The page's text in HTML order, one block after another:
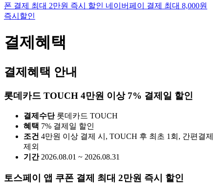
폰 결제 최대 2만원 즉시 할인 네이버페이 결제 최대 8,000원
즉시할인
결제혜택
결제혜택 안내
롯데카드 TOUCH 4만원 이상 7% 결제일 할인
결제수단 롯데카드 TOUCH
혜택 7% 결제일 할인
조건 4만원 이상 결제 시, TOUCH 후 최초 1회, 간편결제
제외
기간 2026.08.01 ~ 2026.08.31
토스페이 앱 쿠폰 결제 최대 2만원 즉시 할인